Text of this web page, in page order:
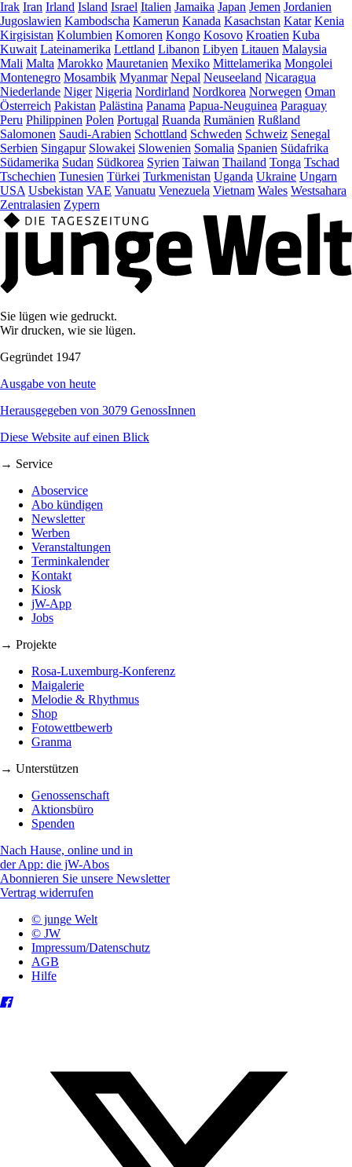
Irak Iran Irland Island Israel Italien Jamaika Japan Jemen Jordanien
Jugoslawien Kambodscha Kamerun Kanada Kasachstan Katar Kenia
Kirgisistan Kolumbien Komoren Kongo Kosovo Kroatien Kuba
Kuwait Lateinamerika Lettland Libanon Libyen Litauen Malaysia
Mali Malta Marokko Mauretanien Mexiko Mittelamerika Mongolei
Montenegro Mosambik Myanmar Nepal Neuseeland Nicaragua
Niederlande Niger Nigeria Nordirland Nordkorea Norwegen Oman
Österreich Pakistan Palästina Panama Papua-Neuguinea Paraguay
Peru Philippinen Polen Portugal Ruanda Rumänien Rußland
Salomonen Saudi-Arabien Schottland Schweden Schweiz Senegal
Serbien Singapur Slowakei Slowenien Somalia Spanien Südafrika
Südamerika Sudan Südkorea Syrien Taiwan Thailand Tonga Tschad
Tschechien Tunesien Türkei Turkmenistan Uganda Ukraine Ungarn
USA Usbekistan VAE Vanuatu Venezuela Vietnam Wales Westsahara
Zentralasien Zypern
Sie lügen wie gedruckt.
Wir drucken, wie sie lügen.
Gegründet 1947
Ausgabe von heute
Herausgegeben von 3079 GenossInnen
Diese Website auf einen Blick
→ Service
Aboservice
Abo kündigen
Newsletter
Werben
Veranstaltungen
Terminkalender
Kontakt
Kiosk
jW-App
Jobs
→ Projekte
Rosa-Luxemburg-Konferenz
Maigalerie
Melodie & Rhythmus
Shop
Fotowettbewerb
Granma
→ Unterstützen
Genossenschaft
Aktionsbüro
Spenden
Nach Hause, online und in
der App: die jW-Abos
Abonnieren Sie unsere Newsletter
Vertrag widerrufen
© junge Welt
© JW
Impressum/Datenschutz
AGB
Hilfe